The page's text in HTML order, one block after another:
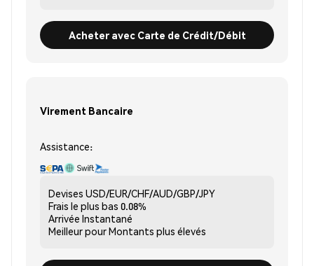
Acheter avec Carte de Crédit/Débit
Virement Bancaire
Assistance:
Devises USD/EUR/CHF/AUD/GBP/JPY
Frais le plus bas 0.08%
Arrivée Instantané
Meilleur pourMontants plus élevés